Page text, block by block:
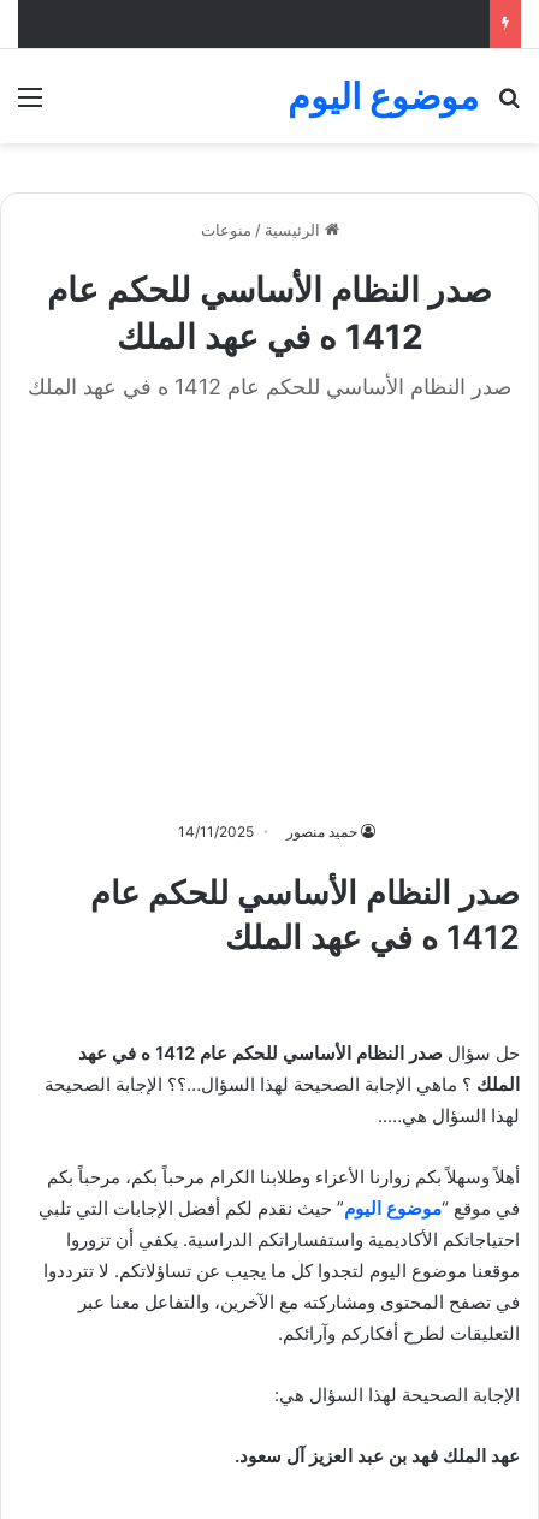
موضوع اليوم
بحث عن
الرئيسية / منوعات
صدر النظام الأساسي للحكم عام
1412 ه في عهد الملك
صدر النظام الأساسي للحكم عام 1412 ه في عهد الملك
حميد منصور 14/11/2025
صدر النظام الأساسي للحكم عام
1412 ه في عهد الملك
حل سؤال
صدر النظام الأساسي للحكم عام 1412 ه في عهد
الملك ؟ ماهي الإجابة الصحيحة لهذا السؤال…؟؟ الإجابة الصحيحة
لهذا السؤال هي…..
أهلاً وسهلاً بكم زوارنا الأعزاء وطلابنا الكرام مرحباً بكم، مرحباً بكم
في موقع “موضوع اليوم” حيث نقدم لكم أفضل الإجابات التي تلبي
احتياجاتكم الأكاديمية واستفساراتكم الدراسية. يكفي أن تزوروا
موقعنا موضوع اليوم لتجدوا كل ما يجيب عن تساؤلاتكم. لا تترددوا
في تصفح المحتوى ومشاركته مع الآخرين، والتفاعل معنا عبر
التعليقات لطرح أفكاركم وآرائكم.
الإجابة الصحيحة لهذا السؤال هي:
عهد الملك فهد بن عبد العزيز آل سعود.